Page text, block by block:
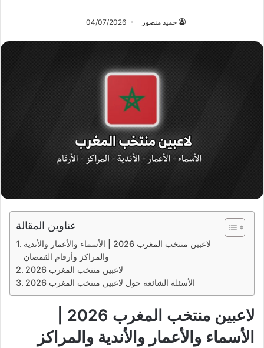
حميد منصور 04/07/2026
عناوين المقالة
لاعبين منتخب المغرب 2026 | الأسماء والأعمار والأندية
والمراكز وأرقام القمصان
لاعبين منتخب المغرب 2026
الأسئلة الشائعة حول لاعبين منتخب المغرب 2026
الأسماء والأعمار والأندية والمراكز